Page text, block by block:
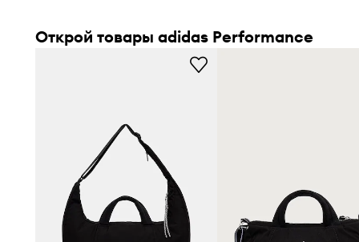
Открой товары adidas Performance